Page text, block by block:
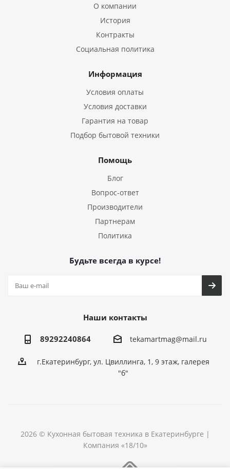
О компании
История
Контракты
Социальная политика
Информация
Условия оплаты
Условия доставки
Гарантия на товар
Подбор бытовой техники
Помощь
Блог
Вопрос-ответ
Производители
Партнерам
Политика
Будьте всегда в курсе!
Наши контакты
89292240864 tekamartmag@mail.ru
г.Екатеринбург, ул. Цвиллинга, 1, 9 этаж, галерея
"б"
2026 © Кухонная бытовая техника в Екатеринбурге |
Компания «18/10»